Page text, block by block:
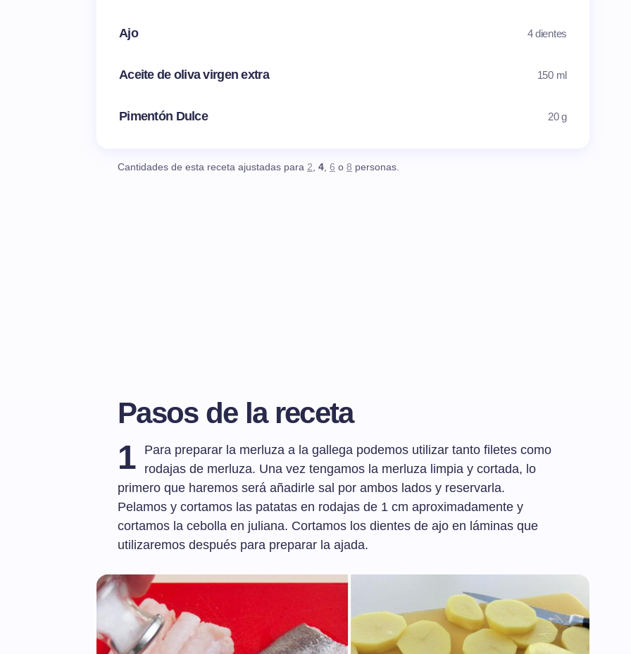
Ajo 4 dientes
Aceite de oliva virgen extra 150 ml
Pimentón Dulce 20 g
Cantidades de esta receta ajustadas para 2, 4, 6 o 8 personas.
Pasos de la receta
1
Para preparar la merluza a la gallega podemos utilizar tanto filetes como
rodajas de merluza. Una vez tengamos la merluza limpia y cortada, lo
primero que haremos será añadirle sal por ambos lados y reservarla.
Pelamos y cortamos las patatas en rodajas de 1 cm aproximadamente y
cortamos la cebolla en juliana. Cortamos los dientes de ajo en láminas que
utilizaremos después para preparar la ajada.